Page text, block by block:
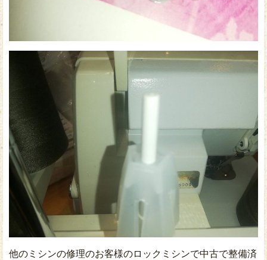
他のミシンの修理のお客様のロックミシンで中古で整備済